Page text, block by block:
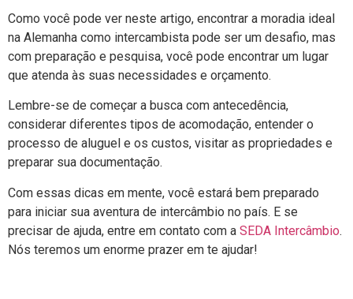
Como você pode ver neste artigo, encontrar a moradia ideal
na Alemanha como intercambista pode ser um desafio, mas
com preparação e pesquisa, você pode encontrar um lugar
que atenda às suas necessidades e orçamento.
Lembre-se de começar a busca com antecedência,
considerar diferentes tipos de acomodação, entender o
processo de aluguel e os custos, visitar as propriedades e
preparar sua documentação.
Com essas dicas em mente, você estará bem preparado
para iniciar sua aventura de intercâmbio no país. E se
precisar de ajuda, entre em contato com a SEDA Intercâmbio.
Nós teremos um enorme prazer em te ajudar!